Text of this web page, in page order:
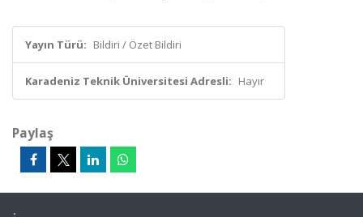
Yayın Türü: Bildiri / Özet Bildiri
Karadeniz Teknik Üniversitesi Adresli: Hayır
Paylaş